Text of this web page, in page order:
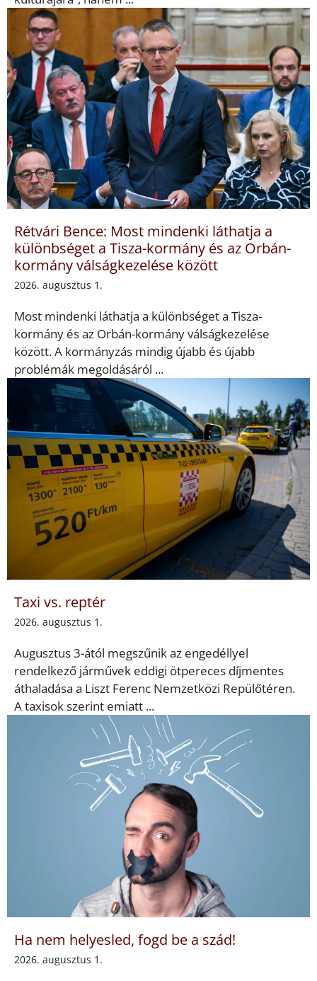
Rétvári Bence: Most mindenki láthatja a
különbséget a Tisza-kormány és az Orbán-
kormány válságkezelése között
2026. augusztus 1.
Most mindenki láthatja a különbséget a Tisza-
kormány és az Orbán-kormány válságkezelése
között. A kormányzás mindig újabb és újabb
problémák megoldásáról ...
Taxi vs. reptér
2026. augusztus 1.
Augusztus 3-ától megszűnik az engedéllyel
rendelkező járművek eddigi ötpereces díjmentes
áthaladása a Liszt Ferenc Nemzetközi Repülőtéren.
A taxisok szerint emiatt ...
Ha nem helyesled, fogd be a szád!
2026. augusztus 1.